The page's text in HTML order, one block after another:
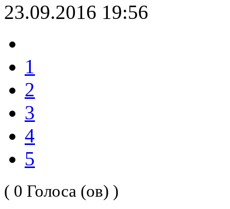
23.09.2016 19:56
1
2
3
4
5
( 0 Голоса (ов) )